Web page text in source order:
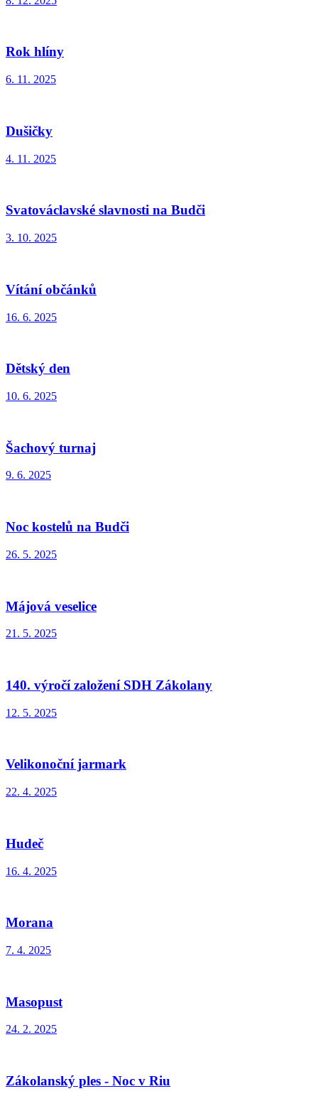
Rok hlíny
6. 11. 2025
Dušičky
4. 11. 2025
Svatováclavské slavnosti na Budči
3. 10. 2025
Vítání občánků
16. 6. 2025
Dětský den
10. 6. 2025
Šachový turnaj
9. 6. 2025
Noc kostelů na Budči
26. 5. 2025
Májová veselice
21. 5. 2025
140. výročí založení SDH Zákolany
12. 5. 2025
Velikonoční jarmark
22. 4. 2025
Hudeč
16. 4. 2025
Morana
7. 4. 2025
Masopust
24. 2. 2025
Zákolanský ples - Noc v Riu